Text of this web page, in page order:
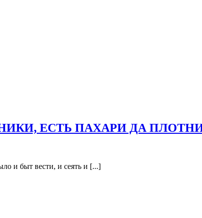
ЕСТЬ ПАХАРИ ДА
и быт вести, и сеять и [...]